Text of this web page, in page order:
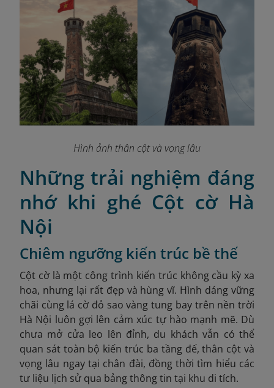
Hình ảnh thân cột và vọng lâu
Những trải nghiệm đáng
nhớ khi ghé Cột cờ Hà
Nội
Chiêm ngưỡng kiến trúc bề thế
Cột cờ là một công trình kiến trúc không cầu kỳ xa
hoa, nhưng lại rất đẹp và hùng vĩ. Hình dáng vững
chãi cùng lá cờ đỏ sao vàng tung bay trên nền trời
Hà Nội luôn gợi lên cảm xúc tự hào mạnh mẽ. Dù
chưa mở cửa leo lên đỉnh, du khách vẫn có thể
quan sát toàn bộ kiến trúc ba tầng đế, thân cột và
vọng lâu ngay tại chân đài, đồng thời tìm hiểu các
tư liệu lịch sử qua bảng thông tin tại khu di tích.